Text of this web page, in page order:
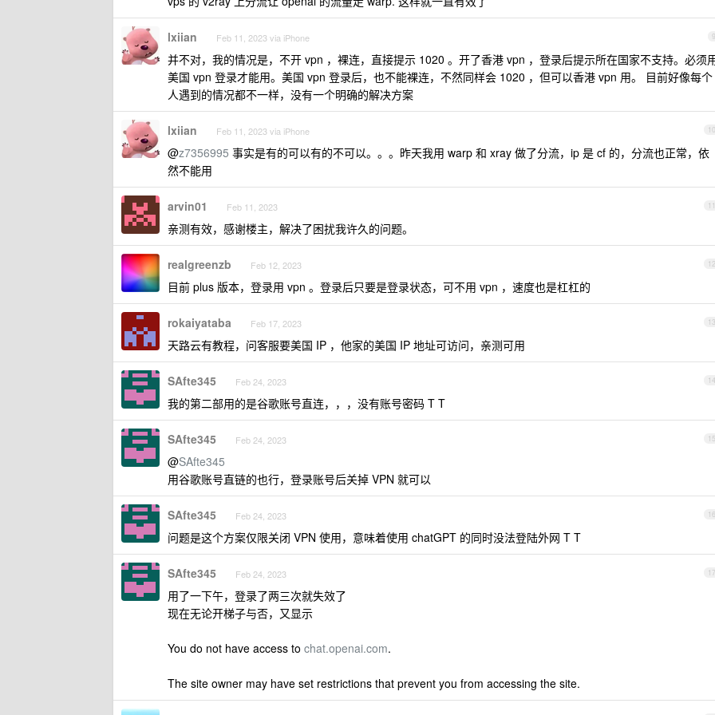
9
lxiian Feb 11, 2023 via iPhone
并不对，我的情况是，不开 vpn ，裸连，直接提示 1020 。开了香港 vpn ，登录后提示所在国家不支持。必须
美国 vpn 登录才能用。美国 vpn 登录后，也不能裸连，不然同样会 1020 ，但可以香港 vpn 用。 目前好像每个
人遇到的情况都不一样，没有一个明确的解决方案
10
lxiian Feb 11, 2023 via iPhone
@z7356995 事实是有的可以有的不可以。。。昨天我用 warp 和 xray 做了分流，ip 是 cf 的，分流也正常，依
然不能用
11
arvin01 Feb 11, 2023
亲测有效，感谢楼主，解决了困扰我许久的问题。
12
realgreenzb Feb 12, 2023
目前 plus 版本，登录用 vpn 。登录后只要是登录状态，可不用 vpn ，速度也是杠杠的
13
rokaiyataba Feb 17, 2023
天路云有教程，问客服要美国 IP ，他家的美国 IP 地址可访问，亲测可用
14
SAfte345 Feb 24, 2023
我的第二部用的是谷歌账号直连，，，没有账号密码 T T
15
SAfte345 Feb 24, 2023
@SAfte345
用谷歌账号直链的也行，登录账号后关掉 VPN 就可以
16
SAfte345 Feb 24, 2023
问题是这个方案仅限关闭 VPN 使用，意味着使用 chatGPT 的同时没法登陆外网 T T
17
SAfte345 Feb 24, 2023
用了一下午，登录了两三次就失效了
现在无论开梯子与否，又显示
You do not have access to chat.openai.com.
The site owner may have set restrictions that prevent you from accessing the site.